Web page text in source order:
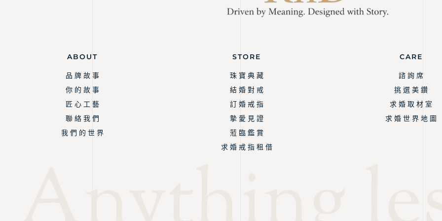
ABOUT
品 牌 故 事
你 的 故 事
匠 心 工 藝
聯 絡 我 們
我 們 的 世 界
STORE
珠 寶 典 藏
結 婚 對 戒
訂 婚 戒 指
摯 愛 見 證
蒞 臨 鑑 賞
求 婚 戒 指 租 借
CARE
諮 詢 席
挑 選 美 鑽
求 婚 取 材 室
求 婚 世 界 地 圖